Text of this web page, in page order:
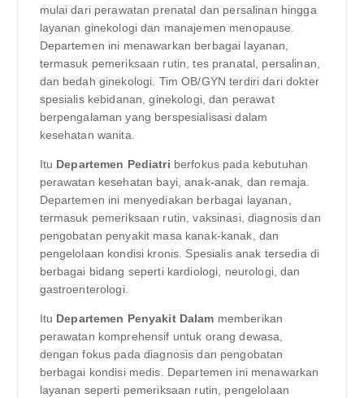
mulai dari perawatan prenatal dan persalinan hingga
layanan ginekologi dan manajemen menopause.
Departemen ini menawarkan berbagai layanan,
termasuk pemeriksaan rutin, tes pranatal, persalinan,
dan bedah ginekologi. Tim OB/GYN terdiri dari dokter
spesialis kebidanan, ginekologi, dan perawat
berpengalaman yang berspesialisasi dalam
kesehatan wanita.
Itu Departemen Pediatri berfokus pada kebutuhan
perawatan kesehatan bayi, anak-anak, dan remaja.
Departemen ini menyediakan berbagai layanan,
termasuk pemeriksaan rutin, vaksinasi, diagnosis dan
pengobatan penyakit masa kanak-kanak, dan
pengelolaan kondisi kronis. Spesialis anak tersedia di
berbagai bidang seperti kardiologi, neurologi, dan
gastroenterologi.
Itu Departemen Penyakit Dalam memberikan
perawatan komprehensif untuk orang dewasa,
dengan fokus pada diagnosis dan pengobatan
berbagai kondisi medis. Departemen ini menawarkan
layanan seperti pemeriksaan rutin, pengelolaan